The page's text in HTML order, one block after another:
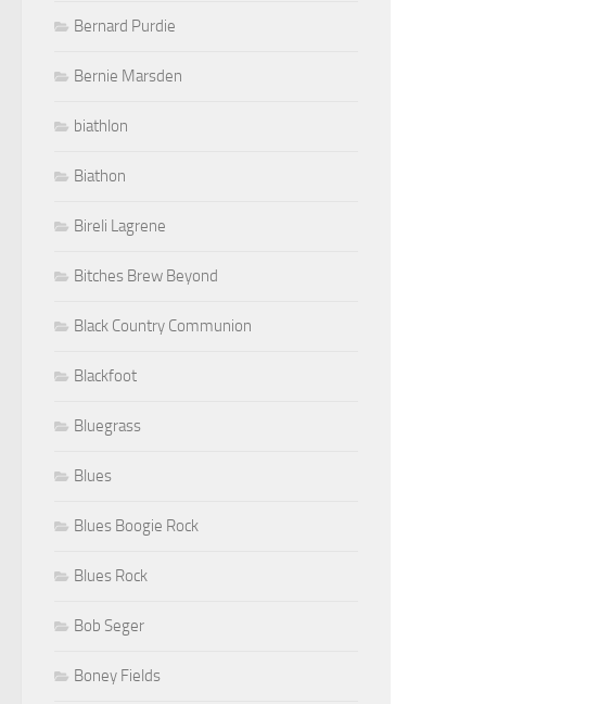
Bernard Purdie
Bernie Marsden
biathlon
Biathon
Bireli Lagrene
Bitches Brew Beyond
Black Country Communion
Blackfoot
Bluegrass
Blues
Blues Boogie Rock
Blues Rock
Bob Seger
Boney Fields